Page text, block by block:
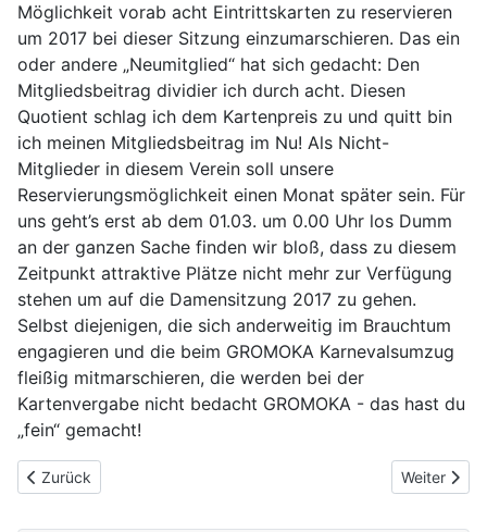
Möglichkeit vorab acht Eintrittskarten zu reservieren
um 2017 bei dieser Sitzung einzumarschieren. Das ein
oder andere „Neumitglied“ hat sich gedacht: Den
Mitgliedsbeitrag dividier ich durch acht. Diesen
Quotient schlag ich dem Kartenpreis zu und quitt bin
ich meinen Mitgliedsbeitrag im Nu! Als Nicht-
Mitglieder in diesem Verein soll unsere
Reservierungsmöglichkeit einen Monat später sein. Für
uns geht’s erst ab dem 01.03. um 0.00 Uhr los Dumm
an der ganzen Sache finden wir bloß, dass zu diesem
Zeitpunkt attraktive Plätze nicht mehr zur Verfügung
stehen um auf die Damensitzung 2017 zu gehen.
Selbst diejenigen, die sich anderweitig im Brauchtum
engagieren und die beim GROMOKA Karnevalsumzug
fleißig mitmarschieren, die werden bei der
Kartenvergabe nicht bedacht GROMOKA - das hast du
„fein“ gemacht!
Vorheriger Beitrag: Beim Friseur
Zurück Nächster
Weiter